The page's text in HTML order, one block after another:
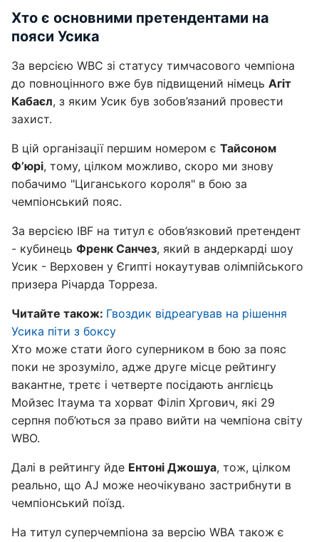
Хто є основними претендентами на
пояси Усика
За версією WBC зі статусу тимчасового чемпіона
до повноцінного вже був підвищений німець Агіт
Кабаєл, з яким Усик був зобов’язаний провести
захист.
В цій організації першим номером є Тайсоном
Ф’юрі, тому, цілком можливо, скоро ми знову
побачимо "Циганського короля" в бою за
чемпіонський пояс.
За версією IBF на титул є обов’язковий претендент
- кубинець Френк Санчез, який в андеркарді шоу
Усик - Верховен у Єгипті нокаутував олімпійського
призера Річарда Торреза.
Читайте також: Гвоздик відреагував на рішення
Усика піти з боксу
Хто може стати його суперником в бою за пояс
поки не зрозуміло, адже друге місце рейтингу
вакантне, третє і четверте посідають англієць
Мойзес Ітаума та хорват Філіп Хргович, які 29
серпня поб’ються за право вийти на чемпіона світу
WBO.
Далі в рейтингу йде Ентоні Джошуа, тож, цілком
реально, що AJ може неочікувано застрибнути в
чемпіонський поїзд.
На титул суперчемпіона за версію WBA також є